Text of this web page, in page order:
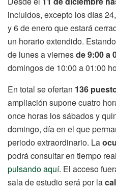
incluidos, excepto los días
y 6 de enero que estará
un horario extendido.
de lunes a viernesde 9:00 a
domingos de 10:00 a 01:00
En total se ofertan 136
ampliación supone cuatro
once horas los sábados y
domingo, día en el que
periodo extraordinario. La
podrá consultar en tiempo
pulsando aquí. El acceso
sala de estudio será por la